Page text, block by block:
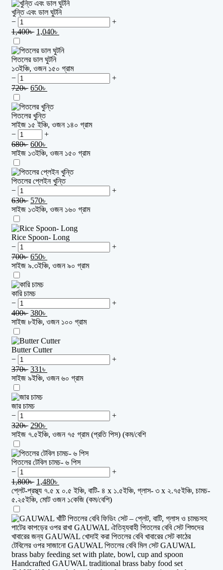
খুন্তি এবং ডাল ঘুটনি
−
+
1,400৳ 1,040৳
পিতলের ডাল ঘুটনি
১৩ইঞ্চি, ওজন ১৫০ গ্রাম
−
+
720৳ 650৳
পিতলের খুন্তি
সাইজ ১৫ ইঞ্চি, ওজন ১৪০ গ্রাম
−
+
680৳ 600৳
সাইজ ১৩ইঞ্চি, ওজন ১৫০ গ্রাম
পিতলের প্লেইন খুন্তি
−
+
630৳ 570৳
সাইজ ১৩ইঞ্চি, ওজন ১৬০ গ্রাম
Rice Spoon- Long
−
+
700৳ 650৳
সাইজ ৯.৩ইঞ্চি, ওজন ৯০ গ্রাম
কারি চামচ
−
+
400৳ 380৳
সাইজ ৮ইঞ্চি, ওজন ১০০ গ্রাম
Butter Cutter
−
+
370৳ 331৳
সাইজ ৯ইঞ্চি, ওজন ৬০ গ্রাম
জার চামচ
−
+
320৳ 290৳
সাইজ ৭.৫ইঞ্চি, ওজন ৭৫ গ্রাম (প্রতি পিস) (কম/বেশি
পিতলের টেবিল চামচ- ৬ পিস
−
+
1,800৳ 1,480৳
প্লেট-প্রস্থ্য ৭.৫ x ০.৫ ইঞ্চি, বাটি- ৪ x ১.৫ইঞ্চি, গ্লাস- ৩ x ২.৭৫ইঞ্চি, চামচ-
৫.২৫ইঞ্চি, মোট ওজন ১কেজি (কম/বেশি)